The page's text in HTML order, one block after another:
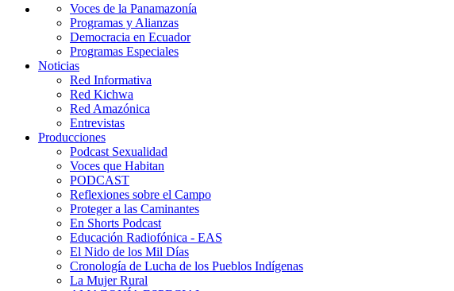
Voces de la Panamazonía
Programas y Alianzas
Democracia en Ecuador
Programas Especiales
Noticias
Red Informativa
Red Kichwa
Red Amazónica
Entrevistas
Producciones
Podcast Sexualidad
Voces que Habitan
PODCAST
Reflexiones sobre el Campo
Proteger a las Caminantes
En Shorts Podcast
Educación Radiofónica - EAS
El Nido de los Mil Días
Cronología de Lucha de los Pueblos Indígenas
La Mujer Rural